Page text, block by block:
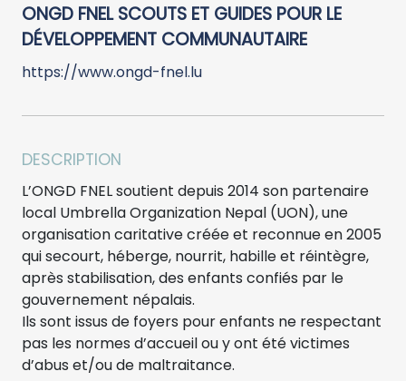
ONGD FNEL SCOUTS ET GUIDES POUR LE
DÉVELOPPEMENT COMMUNAUTAIRE
https://www.ongd-fnel.lu
DESCRIPTION
L’ONGD FNEL soutient depuis 2014 son partenaire
local Umbrella Organization Nepal (UON), une
organisation caritative créée et reconnue en 2005
qui secourt, héberge, nourrit, habille et réintègre,
après stabilisation, des enfants confiés par le
gouvernement népalais.
Ils sont issus de foyers pour enfants ne respectant
pas les normes d’accueil ou y ont été victimes
d’abus et/ou de maltraitance.